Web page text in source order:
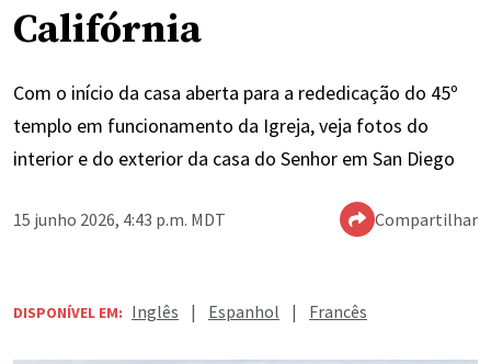
Califórnia
Com o início da casa aberta para a rededicação do 45º
templo em funcionamento da Igreja, veja fotos do
interior e do exterior da casa do Senhor em San Diego
15 junho 2026, 4:43 p.m. MDT Compartilhar
DISPONÍVEL EM: Inglês | Espanhol | Francês